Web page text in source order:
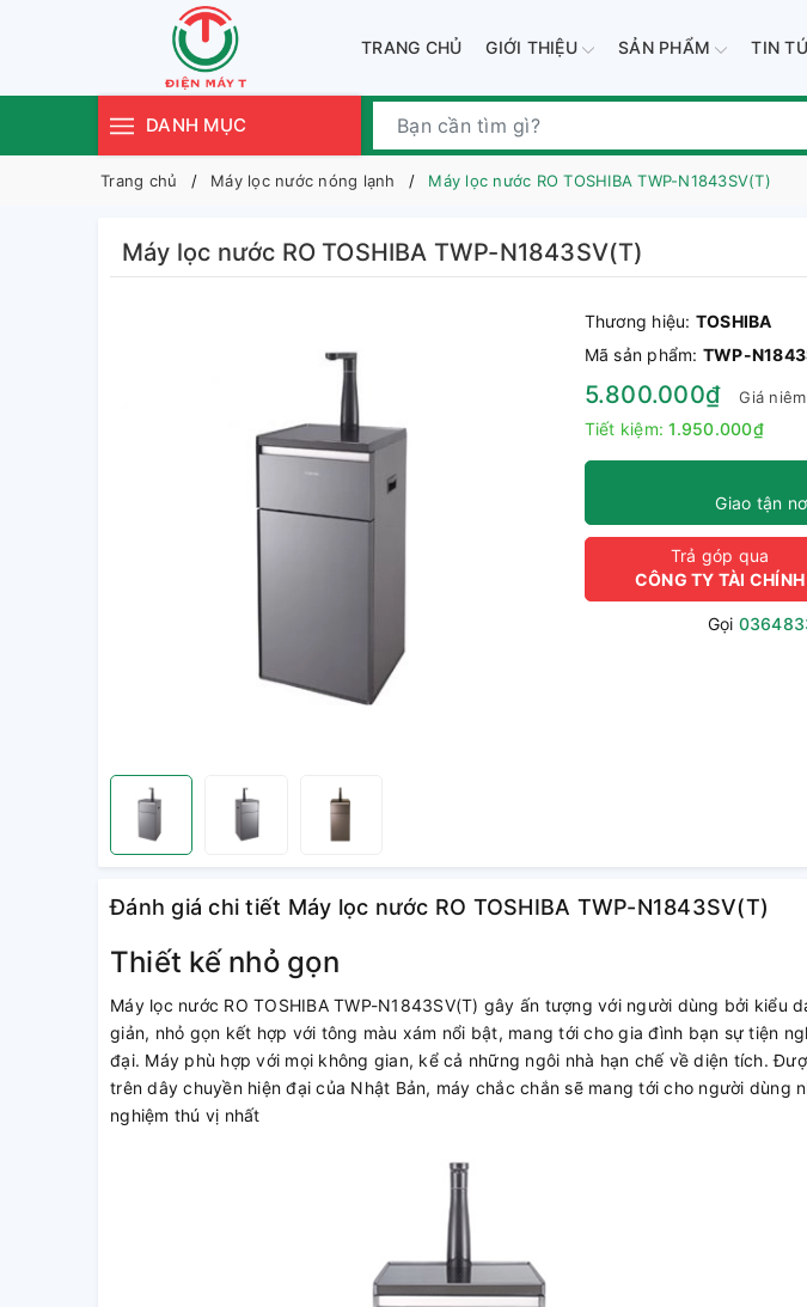
TRANG CHỦ GIỚI THIỆU SẢN PHẨM TIN
DANH MỤC
Trang chủ Máy lọc nước nóng lạnh Máy lọc nước RO TOSHIBA TWP-N1843SV(T)
Máy lọc nước RO TOSHIBA TWP-N1843SV(T)
Thương hiệu: TOSHIBA
Mã sản phẩm: TWP-
5.800.000₫ Giá
Tiết kiệm:1.950.000₫
Giao tận
Trả góp qua
CÔNG TY TÀI CHÍNH
Gọi
Đánh giá chi tiết Máy lọc nước RO TOSHIBA TWP-N1843SV(T)
Thiết kế nhỏ gọn
Máy lọc nước RO TOSHIBA TWP-N1843SV(T) gây ấn tượng với người dùng bởi kiểu
giản, nhỏ gọn kết hợp với tông màu xám nổi bật, mang tới cho gia đình bạn sự tiện
đại. Máy phù hợp với mọi không gian, kể cả những ngôi nhà hạn chế về diện tích.
trên dây chuyền hiện đại của Nhật Bản, máy chắc chắn sẽ mang tới cho người dùng
nghiệm thú vị nhất